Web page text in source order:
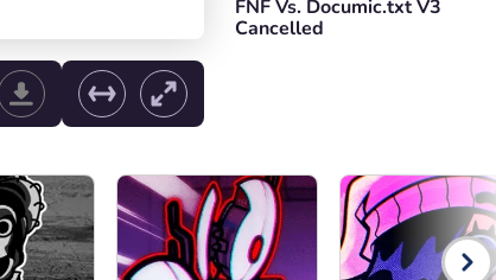
FNF Vs. Documic.txt V3
Cancelled